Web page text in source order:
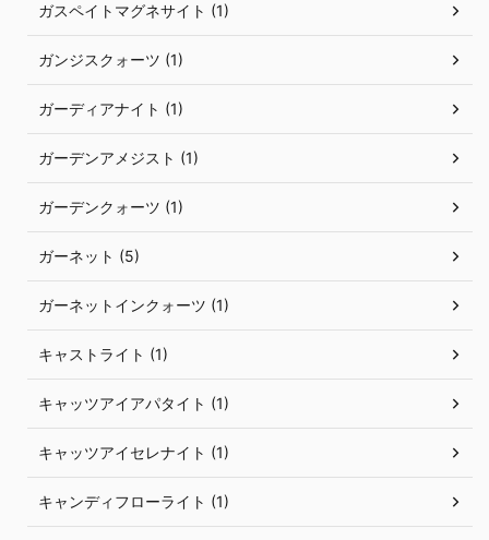
ガスペイトマグネサイト (1)
ガンジスクォーツ (1)
ガーディアナイト (1)
ガーデンアメジスト (1)
ガーデンクォーツ (1)
ガーネット (5)
ガーネットインクォーツ (1)
キャストライト (1)
キャッツアイアパタイト (1)
キャッツアイセレナイト (1)
キャンディフローライト (1)